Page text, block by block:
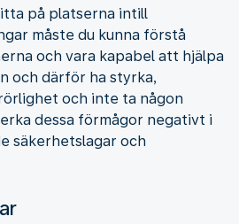
på platserna intill
måste du kunna förstå
och vara kapabel att hjälpa
och därför ha styrka,
och inte ta någon
dessa förmågor negativt i
säkerhetslagar och